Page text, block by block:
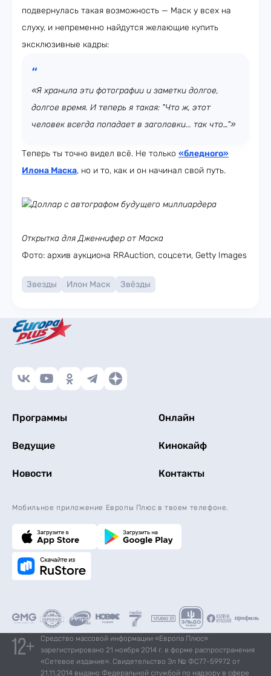
подвернулась такая возможность — Маск у всех на
слуху, и непременно найдутся желающие купить
эксклюзивные кадры:
«Я хранила эти фотографии и заметки долгое,
долгое время. И теперь я такая: "Что ж, этот
человек всегда попадает в заголовки... так что…"»
Теперь ты точно видел всё. Не только «бледного»
Илона Маска, но и то, как и он начинал свой путь.
Доллар с автографом будущего миллиардера
Открытка для Дженнифер от Маска
Фото: архив аукциона RRAuction, соцсети, Getty Images
Звезды Илон Маск Звёзды
Программы Онлайн
Ведущие Кинокайф
Новости Контакты
Мобильное приложение Европы Плюс в твоем телефоне.
Средство массовой информации «Европа Плюс»
зарегистрировано 21 ноября 2014 г. в форме распространения
«Сетевое издание». Свидетельство Эл № ФС77-59972 от
21.11.2014 выдано Федеральной службой по надзору в сфере